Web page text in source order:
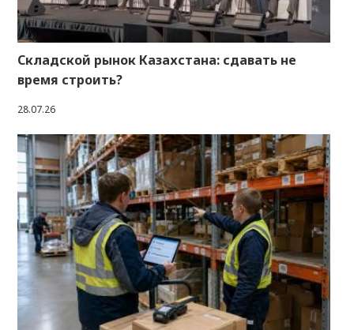
Складской рынок Казахстана: сдавать не
время строить?
28.07.26